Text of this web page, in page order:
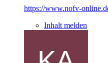
https://www.nofv-
Inhalt melden